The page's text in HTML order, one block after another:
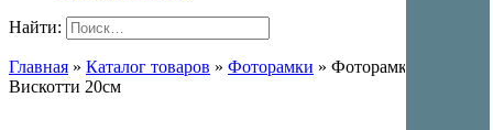
Найти:
Главная » Каталог товаров » Фоторамки » Фоторамка белая
Вискотти 20см